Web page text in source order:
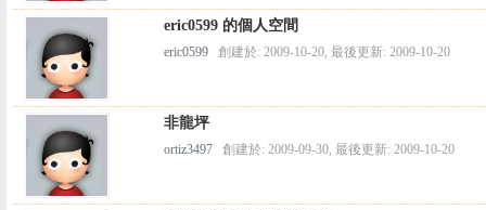
eric0599 的個人空間
eric0599 創建於: 2009-10-20, 最後更新: 2009-10-20
非龍坪
ortiz3497 創建於: 2009-09-30, 最後更新: 2009-10-20